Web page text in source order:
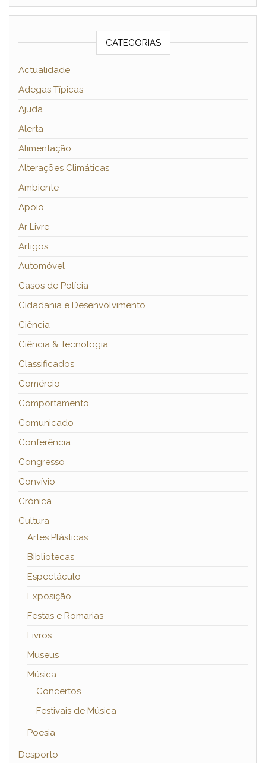
CATEGORIAS
Actualidade
Adegas Típicas
Ajuda
Alerta
Alimentação
Alterações Climáticas
Ambiente
Apoio
Ar Livre
Artigos
Automóvel
Casos de Polícia
Cidadania e Desenvolvimento
Ciência
Ciência & Tecnologia
Classificados
Comércio
Comportamento
Comunicado
Conferência
Congresso
Convívio
Crónica
Cultura
Artes Plásticas
Bibliotecas
Espectáculo
Exposição
Festas e Romarias
Livros
Museus
Música
Concertos
Festivais de Música
Poesia
Desporto